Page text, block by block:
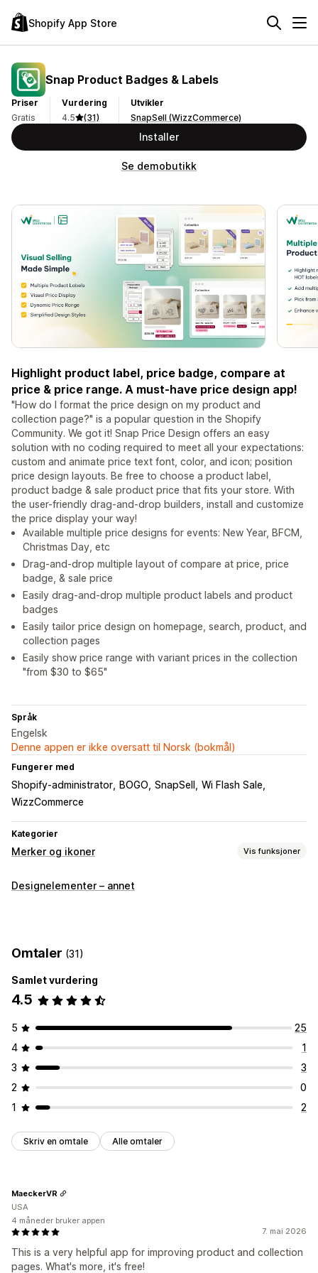
Shopify App Store
Snap Product Badges & Labels
Priser
Gratis
Vurdering
4.5
(31)
Utvikler
SnapSell (WizzCommerce)
Installer
Se demobutikk
Highlight product label, price badge, compare at
price & price range. A must-have price design app!
"How do I format the price design on my product and
collection page?" is a popular question in the Shopify
Community. We got it! Snap Price Design offers an easy
solution with no coding required to meet all your expectations:
custom and animate price text font, color, and icon; position
price design layouts. Be free to choose a product label,
product badge & sale product price that fits your store. With
the user-friendly drag-and-drop builders, install and customize
the price display your way!
Available multiple price designs for events: New Year, BFCM,
Christmas Day, etc
Drag-and-drop multiple layout of compare at price, price
badge, & sale price
Easily drag-and-drop multiple product labels and product
badges
Easily tailor price design on homepage, search, product, and
collection pages
Easily show price range with variant prices in the collection
"from $30 to $65"
Språk
Engelsk
Denne appen er ikke oversatt til Norsk (bokmål)
Fungerer med
Shopify-administrator BOGO SnapSell
Wi Flash Sale
WizzCommerce
Kategorier
Merker og ikoner Vis funksjoner
Ikontyper
Animasjoner
Bakgrunner
Ikonposisjon
Designelementer – annet
Omtaler (31)
Samlet vurdering
4.5
5
25
4
1
3
3
2
0
1
2
Skriv en omtale Alle omtaler
7. mai 2026
This is a very helpful app for improving product and collection
pages. What's more, it's free!
MaeckerVR
USA
4 måneder bruker appen